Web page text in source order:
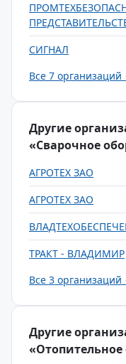
СИГНАЛ
Все 7
Другие
«Сварочное
АГРОТЕХ ЗАО
АГРОТЕХ ЗАО
ТРАКТ - ВЛАДИМИР
Все 3
Другие